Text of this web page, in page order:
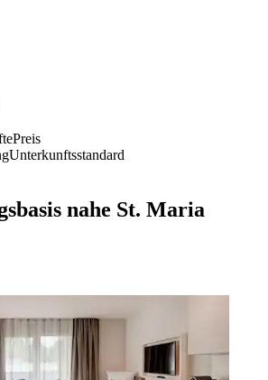
Preis
Unterkunftsstandard
nahe St. Maria